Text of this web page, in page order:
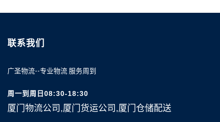
联系我们
广圣物流--专业物流 服务周到
周一到周日08:30-18:30
厦门物流公司,厦门货运公司,厦门仓储配送